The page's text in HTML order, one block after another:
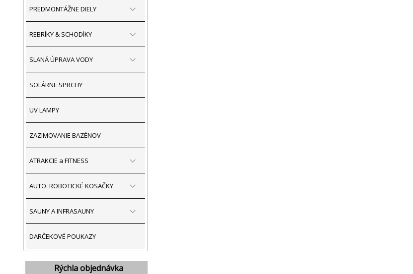
PREDMONTÁŽNE DIELY
REBRÍKY & SCHODÍKY
SLANÁ ÚPRAVA VODY
SOLÁRNE SPRCHY
UV LAMPY
ZAZIMOVANIE BAZÉNOV
ATRAKCIE a FITNESS
AUTO. ROBOTICKÉ KOSAČKY
SAUNY A INFRASAUNY
DARČEKOVÉ POUKAZY
Rýchla objednávka